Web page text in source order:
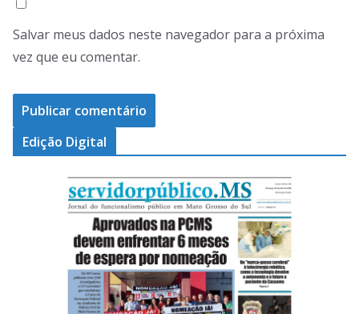
Salvar meus dados neste navegador para a próxima
vez que eu comentar.
Edição Digital